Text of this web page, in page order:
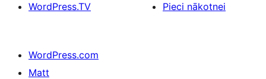
WordPress.TV
Pieci nākotnei
WordPress.com
Matt